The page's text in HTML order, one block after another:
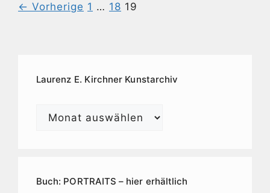
← Vorherige 1 … 18 19
Laurenz E. Kirchner Kunstarchiv
Laurenz
Buch: PORTRAITS – hier erhältlich